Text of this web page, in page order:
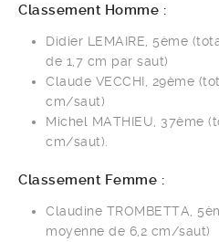
Classement Homme :
Didier LEMAIRE, 5ème
de 1,7 cm par saut)
Claude VECCHI, 29ème
cm/saut)
Michel MATHIEU, 37ème
cm/saut).
Classement Femme :
Claudine TROMBETTA,
moyenne de 6,2 cm/saut)